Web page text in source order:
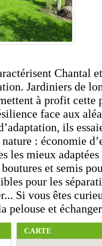
Chantal
Jardiniers de
à profit cette
face aux
ils
: économie
les mieux
et semis
pour les
Si vous êtes
pelouse et
CARTE